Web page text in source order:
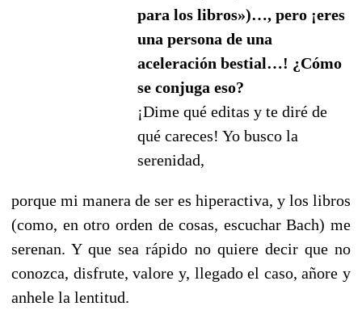
para los libros»)…, pero ¡eres
una persona de una
aceleración bestial…! ¿Cómo
se conjuga eso?
¡Dime qué editas y te diré de
qué careces! Yo busco la
serenidad,
porque mi manera de ser es hiperactiva, y los libros
(como, en otro orden de cosas, escuchar Bach) me
serenan. Y que sea rápido no quiere decir que no
conozca, disfrute, valore y, llegado el caso, añore y
anhele la lentitud.